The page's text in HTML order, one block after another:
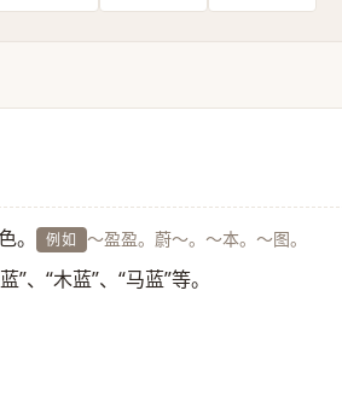
。 例如 ～盈盈。蔚～。～本。～图。
、“木蓝”、“马蓝”等。